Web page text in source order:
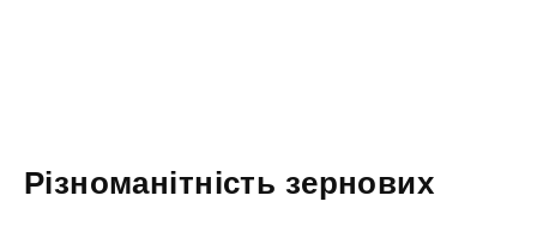
Різноманітність зернових